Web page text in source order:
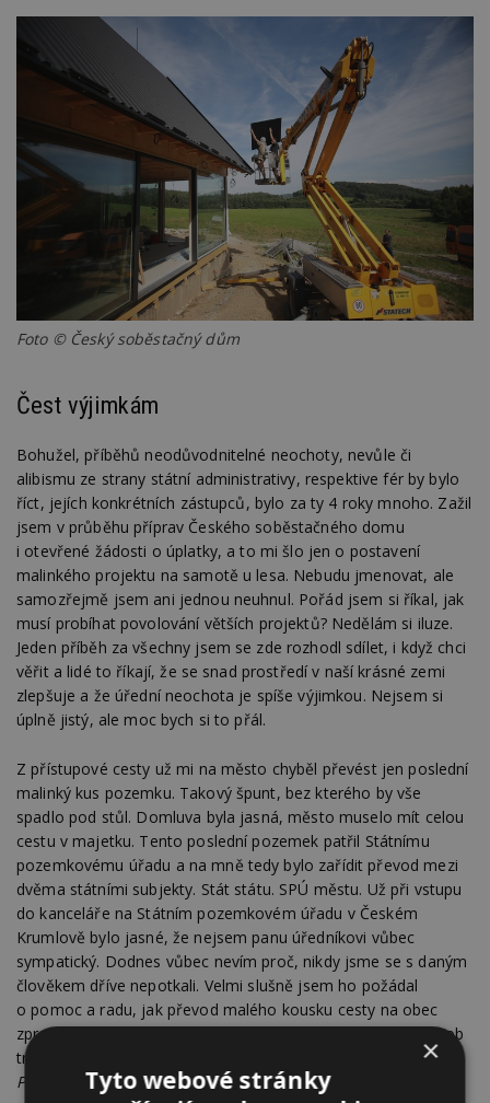
Foto © Český soběstačný dům
Čest výjimkám
Bohužel, příběhů neodůvodnitelné neochoty, nevůle či
alibismu ze strany státní administrativy, respektive fér by bylo
říct, jejích konkrétních zástupců, bylo za ty 4 roky mnoho. Zažil
jsem v průběhu příprav Českého soběstačného domu
i otevřené žádosti o úplatky, a to mi šlo jen o postavení
malinkého projektu na samotě u lesa. Nebudu jmenovat, ale
samozřejmě jsem ani jednou neuhnul. Pořád jsem si říkal, jak
musí probíhat povolování větších projektů? Nedělám si iluze.
Jeden příběh za všechny jsem se zde rozhodl sdílet, i když chci
věřit a lidé to říkají, že se snad prostředí v naší krásné zemi
zlepšuje a že úřední neochota je spíše výjimkou. Nejsem si
úplně jistý, ale moc bych si to přál.
Z přístupové cesty už mi na město chyběl převést jen poslední
malinký kus pozemku. Takový špunt, bez kterého by vše
spadlo pod stůl. Domluva byla jasná, město muselo mít celou
cestu v majetku. Tento poslední pozemek patřil Státnímu
pozemkovému úřadu a na mně tedy bylo zařídit převod mezi
dvěma státními subjekty. Stát státu. SPÚ městu. Už při vstupu
do kanceláře na Státním pozemkovém úřadu v Českém
Krumlově bylo jasné, že nejsem panu úředníkovi vůbec
sympatický. Dodnes vůbec nevím proč, nikdy jsme se s daným
člověkem dříve nepotkali. Velmi slušně jsem ho požádal
o pomoc a radu, jak převod malého kousku cesty na obec
zprocesovat. Odpovědí mi bylo, že to lze, ale že jeden způsob
trvá pět let a druhý šest let. „
Podruhu
?“ Začala se pode mnou propadat židle a opravdu
×
Tyto webové stránky